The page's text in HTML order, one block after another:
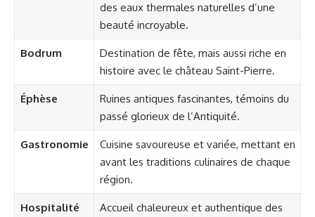
des eaux thermales naturelles d’une
beauté incroyable.
Bodrum
Destination de fête, mais aussi riche en
histoire avec le château Saint-Pierre.
Éphèse
Ruines antiques fascinantes, témoins du
passé glorieux de l’Antiquité.
Gastronomie
Cuisine savoureuse et variée, mettant en
avant les traditions culinaires de chaque
région.
Hospitalité
Accueil chaleureux et authentique des